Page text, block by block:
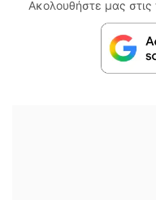
Ακολουθήστε μας